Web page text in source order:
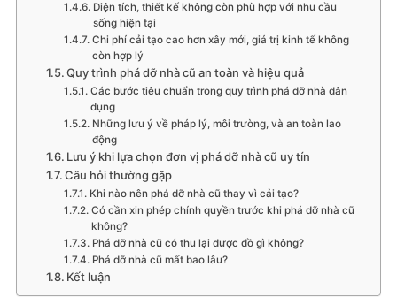
Diện tích, thiết kế không còn phù hợp với nhu cầu
sống hiện tại
Chi phí cải tạo cao hơn xây mới, giá trị kinh tế không
còn hợp lý
Quy trình phá dỡ nhà cũ an toàn và hiệu quả
Các bước tiêu chuẩn trong quy trình phá dỡ nhà dân
dụng
Những lưu ý về pháp lý, môi trường, và an toàn lao
động
Lưu ý khi lựa chọn đơn vị phá dỡ nhà cũ uy tín
Câu hỏi thường gặp
Khi nào nên phá dỡ nhà cũ thay vì cải tạo?
Có cần xin phép chính quyền trước khi phá dỡ nhà cũ
không?
Phá dỡ nhà cũ có thu lại được đồ gì không?
Phá dỡ nhà cũ mất bao lâu?
Kết luận